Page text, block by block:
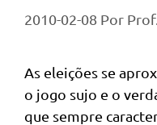
2010-02-08 Por
As eleições se
o jogo sujo e o
que sempre